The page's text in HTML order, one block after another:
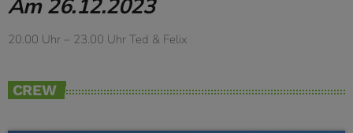
Am 26.12.2023
20.00 Uhr – 23.00 Uhr Ted & Felix
CREW